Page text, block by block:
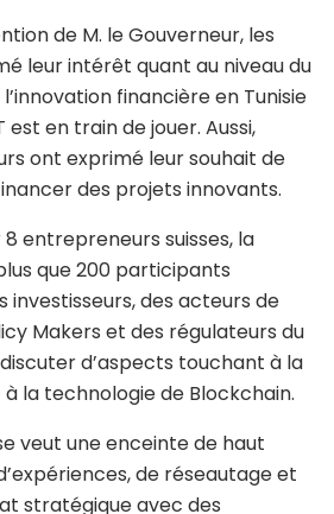
de M. le Gouverneur, les
leur intérêt quant au niveau du
financière en Tunisie
est en train de jouer. Aussi,
ont exprimé leur souhait de
des projets innovants.
8 entrepreneurs suisses, la
que 200 participants
investisseurs, des acteurs de
Makers et des régulateurs du
d’aspects touchant à la
la technologie de Blockchain.
veut une enceinte de haut
de réseautage et
stratégique avec des